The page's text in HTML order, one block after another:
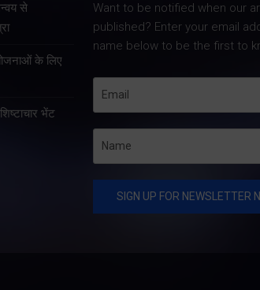
से
के लिए
भेंट
Want to be notified when our
published? Enter your email
name below to be the first to
मुख्य
गुरुवार को
परिचालन
में लगातार
समीक्षा
Share
मुख्यमंत्री पुष्कर सिंह
कुशल नेतृत्व एवं राज्य
सुचारु रूप से